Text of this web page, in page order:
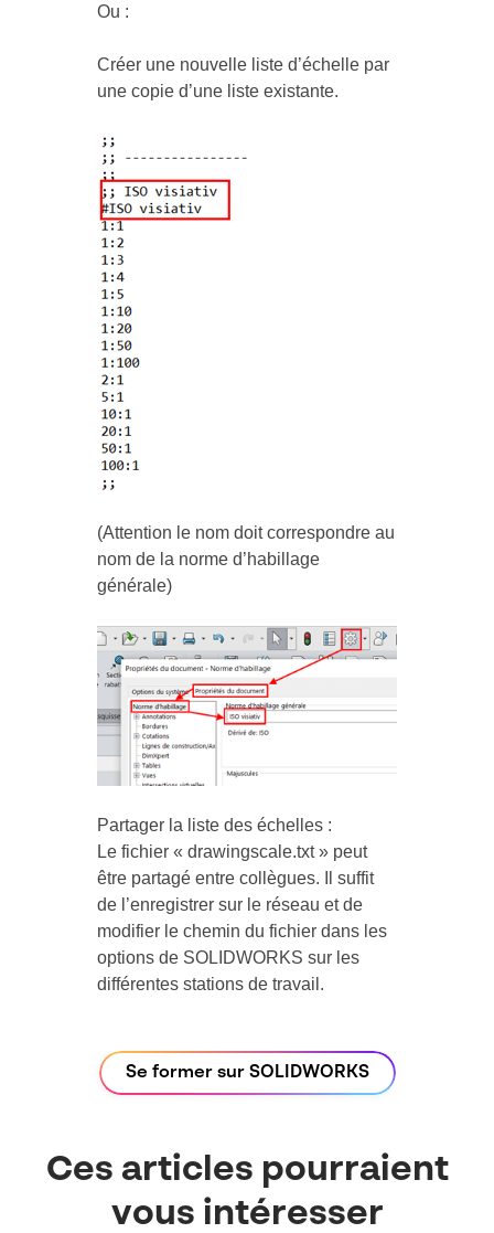
Ou :
Créer une nouvelle liste d’échelle par
une copie d’une liste existante.
(Attention le nom doit correspondre au
nom de la norme d’habillage
générale)
Partager la liste des échelles :
Le fichier « drawingscale.txt » peut
être partagé entre collègues. Il suffit
de l’enregistrer sur le réseau et de
modifier le chemin du fichier dans les
options de SOLIDWORKS sur les
différentes stations de travail.
Se former sur SOLIDWORKS
Ces articles pourraient
vous intéresser